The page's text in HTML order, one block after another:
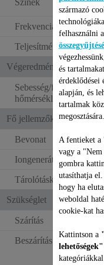
Színek
Frekvencia
Teljesítmény
Végeredmény/ Használat
Sebesség/fordulatszám /
hőmérséklet-beállítások
Fő jellemzők
Bevonat
Iongenerátor
Tárolótáska
Szükséglet
Szárítás
Beszárítás
származó
felhasználni
és
érdeklődései
alapján, és
tartalmak
megosztására.
A fentieket a
vagy a "Nem
gombra
utasíthatja
hogy ha
weboldal
cookie-kat
Kattintson a
lehetőségek"